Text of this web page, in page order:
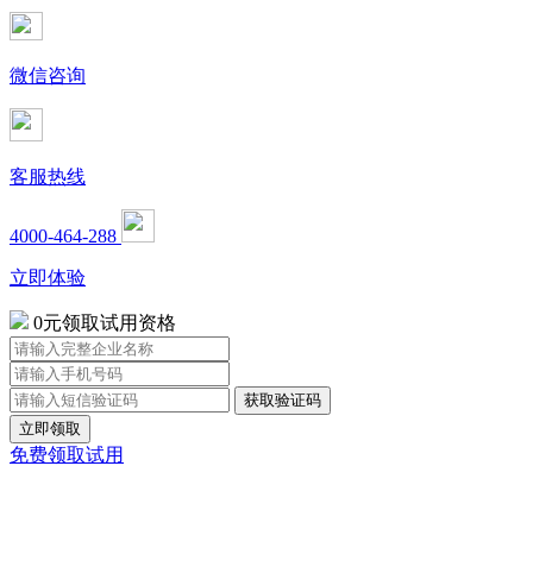
微信咨询
客服热线
4000-464-288
立即体验
0元领取试用资格
立即领取
免费领取试用